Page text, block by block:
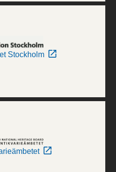
Stockholm